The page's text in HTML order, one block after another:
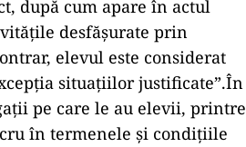
după cum apare în actul
desfășurate prin
elevul este considerat
situațiilor justificate”.În
pe care le au elevii, printre
în termenele și condițiile